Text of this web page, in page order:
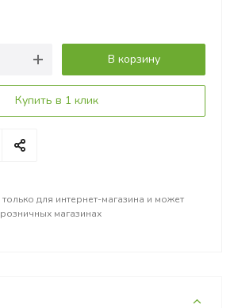
В корзину
Купить в 1 клик
для интернет-магазина и может
магазинах